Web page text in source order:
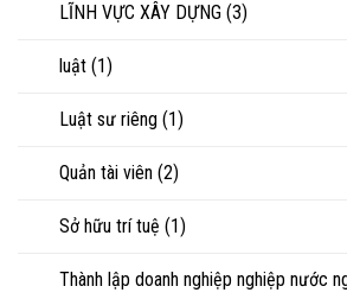
LĨNH VỰC XÂY DỰNG (3)
luật (1)
Luật sư riêng (1)
Quản tài viên (2)
Sở hữu trí tuệ (1)
Thành lập doanh nghiệp nghiệp nước